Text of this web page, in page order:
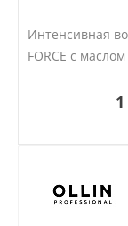
Интенсивная
FORCE с